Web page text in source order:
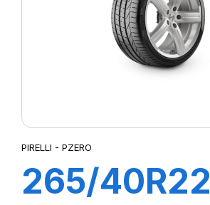
PIRELLI - PZERO
265/40R22